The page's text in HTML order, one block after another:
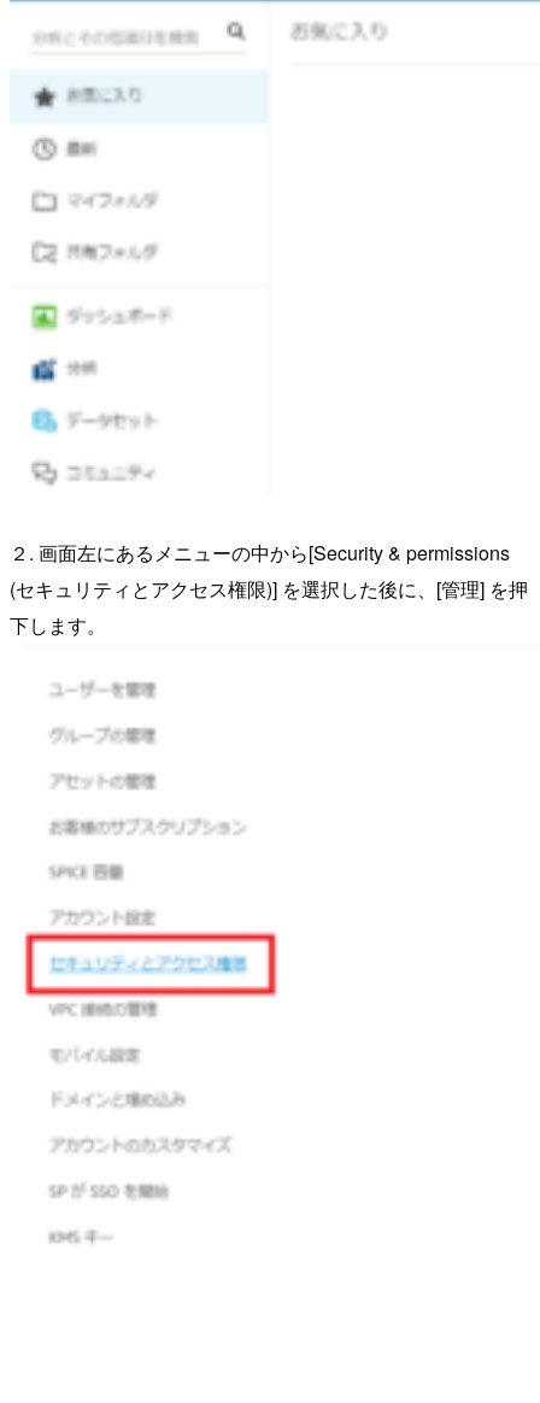
２. 画面左にあるメニューの中から[Security & permissions
(セキュリティとアクセス権限)] を選択した後に、[管理] を押
下します。